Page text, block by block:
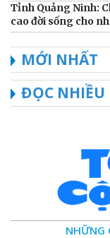
Tỉnh Quảng Ninh:
cao đời sống cho
MỚI NHẤT
ĐỌC NHIỀU
NHỮNG